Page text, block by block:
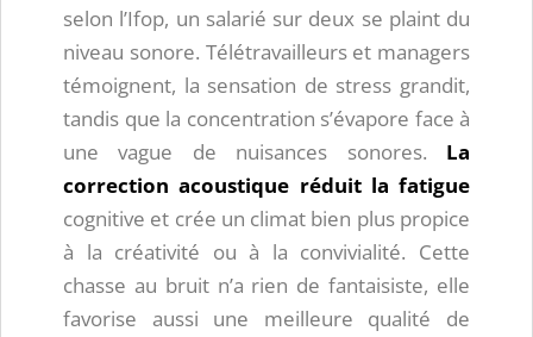
selon l’Ifop, un salarié sur deux se plaint du
niveau sonore. Télétravailleurs et managers
témoignent, la sensation de stress grandit,
tandis que la concentration s’évapore face à
une vague de nuisances sonores. La
correction acoustique réduit la fatigue
cognitive et crée un climat bien plus propice
à la créativité ou à la convivialité. Cette
chasse au bruit n’a rien de fantaisiste, elle
favorise aussi une meilleure qualité de